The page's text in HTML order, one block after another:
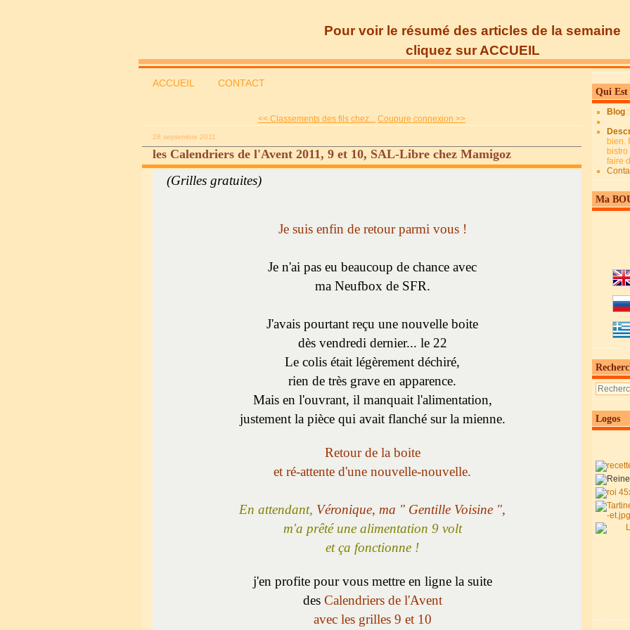
Pour voir le résumé des articles de la semaine
cliquez sur ACCUEIL
ACCUEIL CONTACT
<< Classements des fils chez... Coupure connexion >>
28 septembre 2011
les Calendriers de l'Avent 2011, 9 et 10, SAL-Libre chez Mamigoz
(Grilles gratuites)
Je suis enfin de retour parmi vous !
Je n'ai pas eu beaucoup de chance avec
ma Neufbox de SFR.
J'avais pourtant reçu une nouvelle boite
dès vendredi dernier... le 22
Le colis était légèrement déchiré,
rien de très grave en apparence.
Mais en l'ouvrant, il manquait l'alimentation,
justement la pièce qui avait flanché sur la mienne.
Retour de la boite
et ré-attente d'une nouvelle-nouvelle.
En attendant, Véronique, ma " Gentille Voisine ",
m'a prêté une alimentation 9 volt
et ça fonctionne !
j'en profite pour vous mettre en ligne la suite
des Calendriers de l'Avent
avec les grilles 9 et 10
Qui Est
Blog
bien.
faire
Ma
Logos